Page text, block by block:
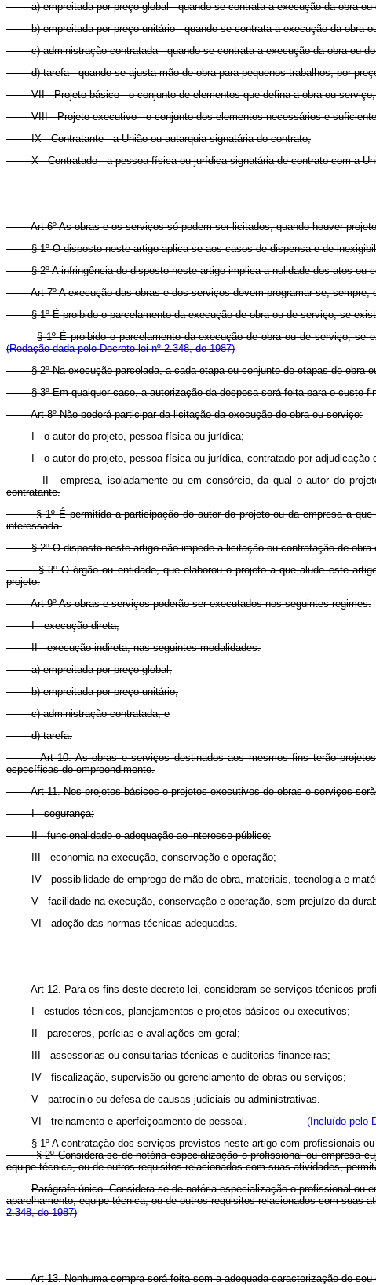
a) empreitada por preço global - quando se contrata a execução da obra ou
b) empreitada por preço unitário - quando se contrata a execução da obra
c) administração contratada - quando se contrata a execução da obra ou do
d) tarefa - quando se ajusta mão-de-obra para pequenos trabalhos, por
VII - Projeto básico-o conjunto de elementos que defina a obra ou
VIII - Projeto executivo - o conjunto dos elementos necessários e
IX - Contratante - a União ou autarquia signatária do contrato;
X - Contratado - a pessoa física ou jurídica signatária de contrato com a
Art 6º As obras e os serviços só podem ser licitados, quando houver
§ 1º O disposto neste artigo aplica-se aos casos de dispensa e de
§ 2º A infringência do disposto neste artigo implica a nulidade dos atos ou
Art 7º A execução das obras e dos serviços devem programar-se,
§ 1º É proibido o parcelamento da execução de obra ou de serviço, se
§ 1º É proibido o parcelamento da execução de obra ou de serviço,
(Redação dada pelo Decreto-lei nº 2.348, de 1987)
§ 2º Na execução parcelada, a cada etapa ou conjunto de etapas de obra
§ 3º Em qualquer caso, a autorização da despesa será feita para o custo
Art 8º Não poderá participar da licitação da execução de obra ou serviço:
I - o autor do projeto, pessoa física ou jurídica;
I - o autor do projeto, pessoa física ou jurídica, contratado por adjudicação
II - empresa, isoladamente ou em consórcio, da qual o autor do projeto
contratante.
§ 1º É permitida a participação do autor do projeto ou da empresa a que
interessada.
§ 2º O disposto neste artigo não impede a licitação ou contratação de obra
§ 3º O órgão ou entidade, que elaborou o projeto a que alude este artigo,
projeto.
Art 9º As obras e serviços poderão ser executados nos seguintes regimes:
I - execução direta;
II - execução indireta, nas seguintes modalidades:
a) empreitada por preço global;
b) empreitada por preço unitário;
c) administração contratada; e
d) tarefa.
Art 10. As obras e serviços destinados aos mesmos fins terão
específicas do empreendimento.
Art 11. Nos projetos básicos e projetos executivos de obras e serviços
I - segurança;
II - funcionalidade e adequação ao interesse público;
III - economia na execução, conservação e operação;
IV - possibilidade de emprego de mão-de-obra, materiais, tecnologia e
V - facilidade na execução, conservação e operação, sem prejuízo da
VI - adoção das normas técnicas adequadas.
Art 12. Para os fins deste decreto-lei, consideram-se serviços técnicos
I - estudos técnicos, planejamentos e projetos básicos ou executivos;
II - pareceres, perícias e avaliações em geral;
III - assessorias ou consultarias técnicas e auditorias financeiras;
IV - fiscalização, supervisão ou gerenciamento de obras ou serviços;
V - patrocínio ou defesa de causas judiciais ou administrativas.
VI - treinamento e aperfeiçoamento de pessoal.
(Incluído pelo
§ 1º A contratação dos serviços previstos neste artigo com profissionais ou
§ 2º Considera-se de notória especialização o profissional ou empresa cujo
equipe técnica, ou de outros requisitos relacionados com suas atividades,
Parágrafo único. Considera-se de notória especialização o profissional ou
aparelhamento, equipe técnica, ou de outros requisitos relacionados com suas
2.348, de 1987)
Art 13. Nenhuma compra será feita sem a adequada caracterização de